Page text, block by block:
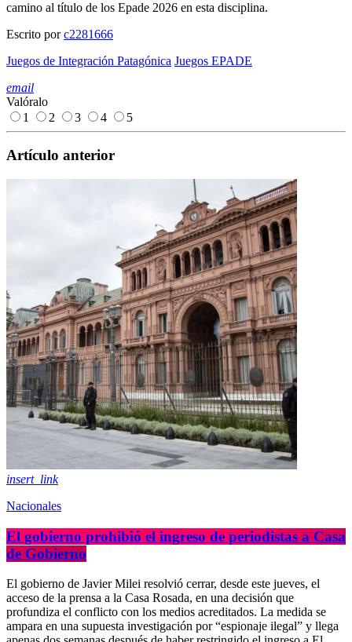
camino al título de los Epade 2026 en esta disciplina.
Escrito porc2281666
Juegos de Integración Patagónica Juegos EPADE
email
Valóralo
1
2 3 4 5
Artículo anterior
insert_link
Nacionales
El gobierno prohibió el ingreso de periodistas a Casa
de Gobierno
El gobierno de Javier Milei resolvió cerrar, desde este jueves, el
acceso de la prensa a la Casa Rosada, en una decisión que
profundiza el conflicto con los medios acreditados. La medida se
ampara en una supuesta investigación por “espionaje ilegal” y llega